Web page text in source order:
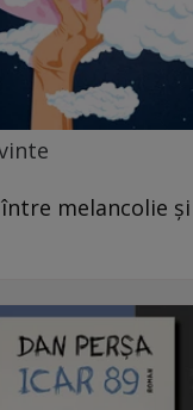
între melancolie